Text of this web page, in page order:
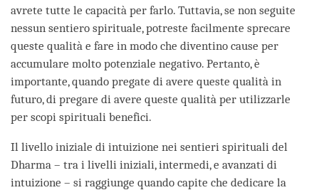
avrete tutte le capacità per farlo. Tuttavia, se non seguite
nessun sentiero spirituale, potreste facilmente sprecare
queste qualità e fare in modo che diventino cause per
accumulare molto potenziale negativo. Pertanto, è
importante, quando pregate di avere queste qualità in
futuro, di pregare di avere queste qualità per utilizzarle
per scopi spirituali benefici.
Il livello iniziale di intuizione nei sentieri spirituali del
Dharma – tra i livelli iniziali, intermedi, e avanzati di
intuizione – si raggiunge quando capite che dedicare la